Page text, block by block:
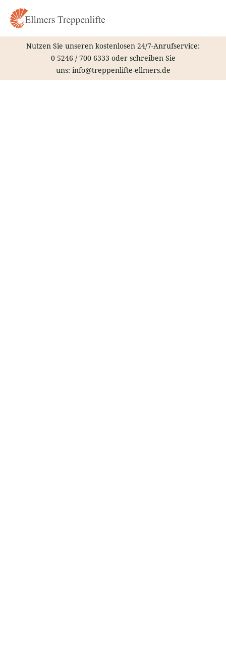
Inhalt
springen
Nutzen Sie unseren kostenlosen 24/7-Anrufservice:
0 5246 / 700 6333 oder schreiben Sie
uns: info@treppenlifte-ellmers.de